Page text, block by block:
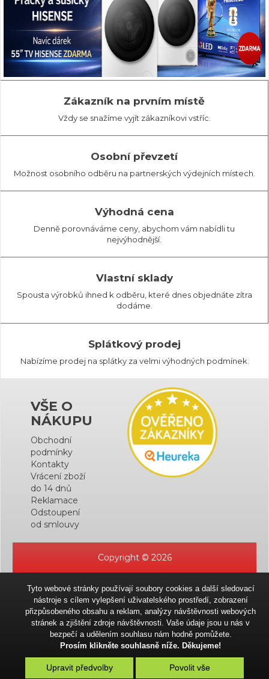
Zákazník na prvním místě
Vždy se snažíme vyjít zákazníkovi vstříc.
Osobní převzetí
Možnost osobního odběru na partnerských výdejních místech.
Výhodná cena
Denně porovnáváme ceny, abychom vám nabídli tu
nejvýhodnější.
Vlastní sklady
Spousta výrobků ihned k odběru, které dnes objednáte zítra
dodáme.
Splátkový prodej
Nabízíme prodej na splátky za velmi výhodných podmínek.
VŠE O
NÁKUPU
Obchodní
podmínky
Kontakty
Vrácení zboží
do 14 dnů
Reklamace
Odstoupení
od smlouvy
Copyright © 2026
Tyto webové stránky používají soubory cookies a další sledovací
nástroje s cílem vylepšení uživatelského prostředí, zobrazení
přizpůsobeného obsahu a reklam, analýzy návštěvnosti webových
stránek a zjištění zdroje návštěvnosti. Vaše údaje jsou u nás v
bezpečí a udělením souhlasu nám hodně pomůžete.
Prosím klikněte souhlasně níže. Děkujeme!
Upravit předvolby Povolit vše